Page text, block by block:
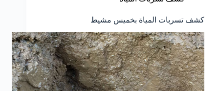
كشف تسربات المياة بخميس مشيط